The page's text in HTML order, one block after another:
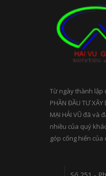
Từ ngày thành lập
PHẦN ĐẦU TƯ
MẠI HẢI VŨ đã và
nhiều của quý
góp cống hiến của